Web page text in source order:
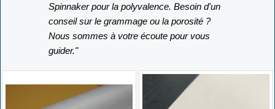
Spinnaker pour la polyvalence. Besoin d'un
conseil sur le grammage ou la porosité ?
Nous sommes à votre écoute pour vous
guider."